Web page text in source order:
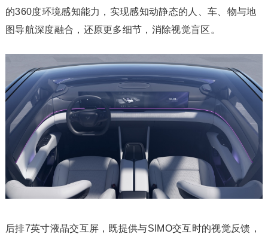
的360度环境感知能力，实现感知动静态的人、车、物与地
图导航深度融合，还原更多细节，消除视觉盲区。
后排7英寸液晶交互屏，既提供与SIMO交互时的视觉反馈，